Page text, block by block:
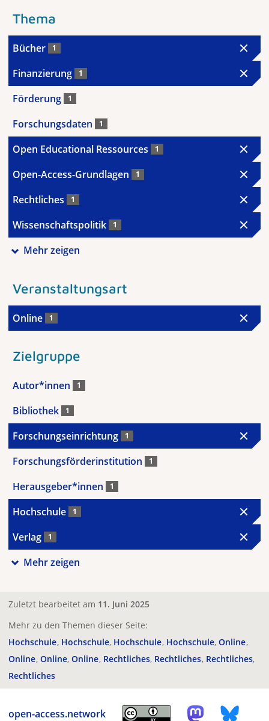
Thema
Bücher 1
Finanzierung 1
Förderung 1
Forschungsdaten 1
Open Educational Ressources 1
Open-Access-Grundlagen 1
Rechtliches 1
Wissenschaftspolitik 1
Mehr zeigen
Veranstaltungsart
Online 1
Zielgruppe
Autor*innen 1
Bibliothek 1
Forschungseinrichtung 1
Forschungsförderinstitution 1
Herausgeber*innen 1
Hochschule 1
Verlag 1
Mehr zeigen
Zuletzt bearbeitet am 11. Juni 2025
Mehr zu den Themen dieser Seite:
Hochschule Hochschule Hochschule Hochschule Online
Online Online Online Rechtliches Rechtliches Rechtliches
Rechtliches
open-access.network